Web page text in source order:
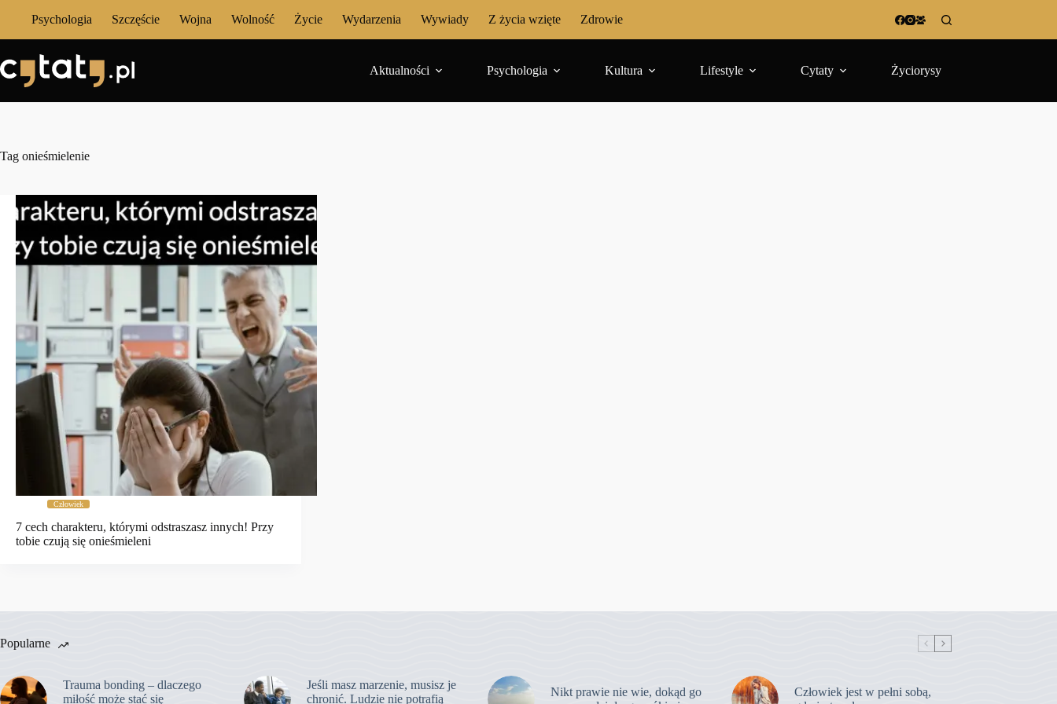
Psychologia Szczęście Wojna Wolność Życie Wydarzenia Wywiady Z życia wzięte Zdrowie
Aktualności Psychologia Kultura Lifestyle Cytaty Życiorysy
Tag onieśmielenie
Człowiek
7 cech charakteru, którymi odstraszasz innych! Przy
tobie czują się onieśmieleni
Popularne
Trauma bonding – dlaczego
miłość może stać się
Jeśli masz marzenie, musisz je
chronić. Ludzie nie potrafią
Nikt prawie nie wie, dokąd go
Człowiek jest w pełni sobą,